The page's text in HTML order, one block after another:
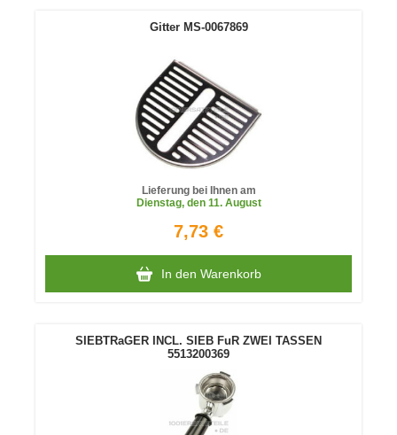
Gitter MS-0067869
Lieferung bei Ihnen am
Dienstag, den 11. August
7,73 €
In den Warenkorb
SIEBTRaGER INCL. SIEB FuR ZWEI TASSEN
5513200369